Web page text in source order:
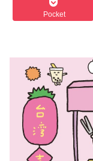
Pocket